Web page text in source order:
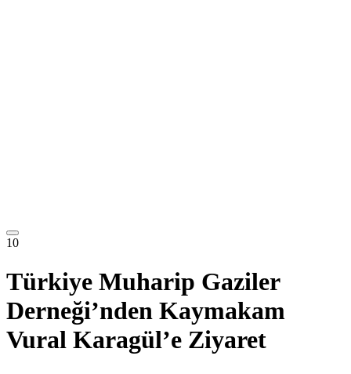
10
Türkiye Muharip Gaziler
Derneği’nden Kaymakam
Vural Karagül’e Ziyaret